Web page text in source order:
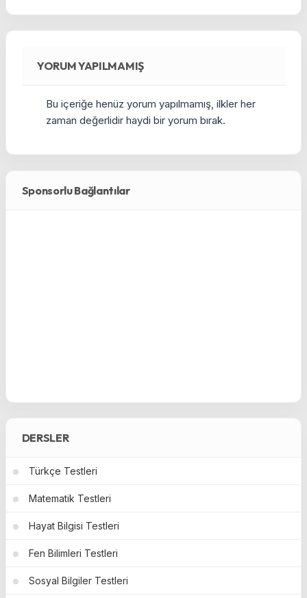
YORUM YAPILMAMIŞ
Bu içeriğe henüz yorum yapılmamış, ilkler her
zaman değerlidir haydi bir yorum bırak.
Sponsorlu Bağlantılar
DERSLER
Türkçe Testleri
Matematik Testleri
Hayat Bilgisi Testleri
Fen Bilimleri Testleri
Sosyal Bilgiler Testleri